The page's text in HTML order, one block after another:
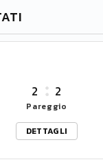
2 2
Pareggio
DETTAGLI